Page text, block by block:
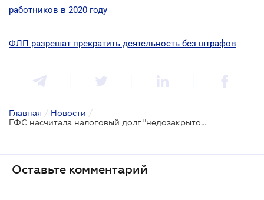
работников в 2020 году
ФЛП разрешат прекратить деятельность без штрафов
Главная / Новости /
ГФС насчитала налоговый долг "недозакрытому" госрегистратором ФОПу
Оставьте комментарий